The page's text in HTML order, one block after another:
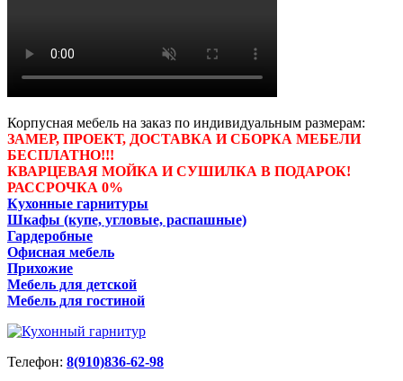
Корпусная мебель на заказ по индивидуальным размерам:
ЗАМЕР, ПРОЕКТ, ДОСТАВКА И СБОРКА МЕБЕЛИ
БЕСПЛАТНО!!!
КВАРЦЕВАЯ МОЙКА И СУШИЛКА В ПОДАРОК!
РАССРОЧКА 0%
Кухонные гарнитуры
Шкафы (купе, угловые, распашные)
Гардеробные
Офисная мебель
Прихожие
Мебель для детской
Мебель для гостиной
Телефон: 8(910)836-62-98